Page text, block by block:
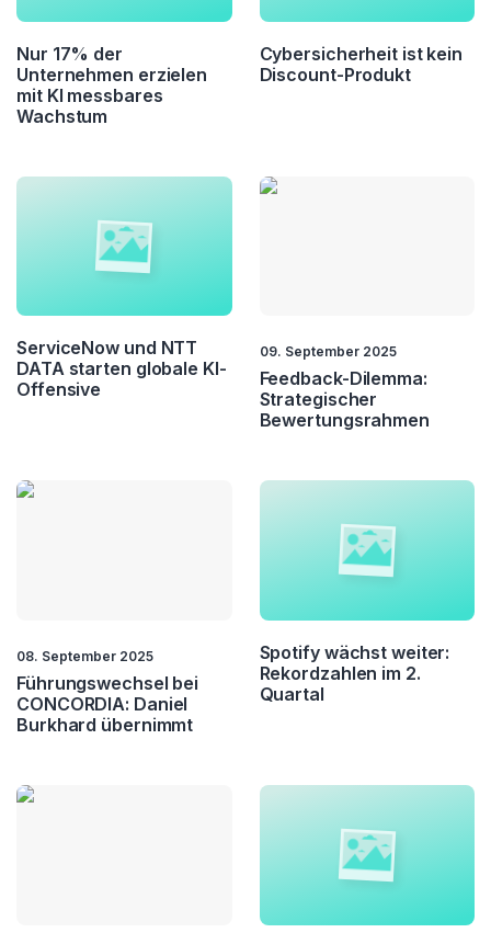
Employee Experience Employee Journey
Employer Branding
Hybrides Arbeiten
Krisenmanagement Kultur
Lean Management
Mittelstand
Nachlassstundung
Org. Entwicklung
Outsourcing Process Management
Project Management
ROI
Strategie
Transformation
Nur 17% der
Unternehmen erzielen
mit KI messbares
Wachstum
Cybersicherheit ist kein
Discount-Produkt
ServiceNow und NTT
DATA starten globale KI-
Offensive
09. September 2025
Feedback-Dilemma:
Strategischer
Bewertungsrahmen
08. September 2025
Führungswechsel bei
CONCORDIA: Daniel
Burkhard übernimmt
Spotify wächst weiter:
Rekordzahlen im 2.
Quartal